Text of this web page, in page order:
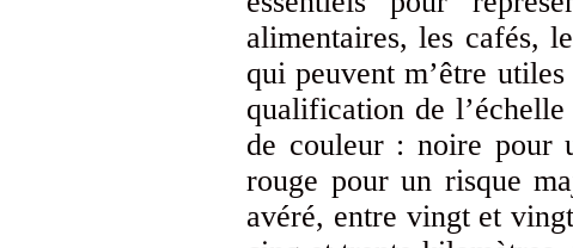
alimentaires, les cafés,
qui peuvent m’être
qualification de
de couleur : noire pour
rouge pour un risque
avéré, entre vingt et